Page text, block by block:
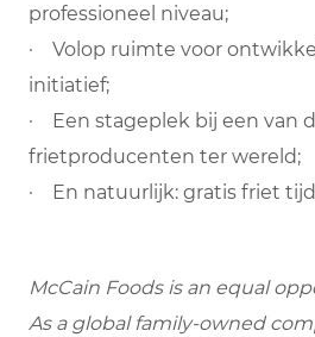
professioneel niveau;
· Volop ruimte voor
initiatief;
· Een stageplek bij een van
frietproducenten ter wereld;
· En natuurlijk: gratis friet
McCain Foods is an equal
As a global family-owned